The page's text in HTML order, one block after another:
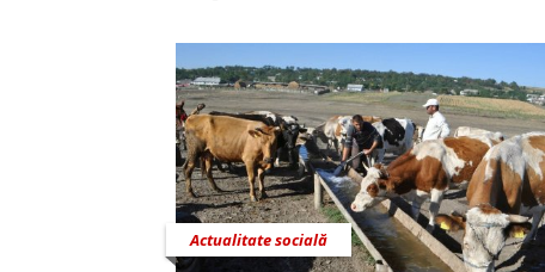
Actualitate socială